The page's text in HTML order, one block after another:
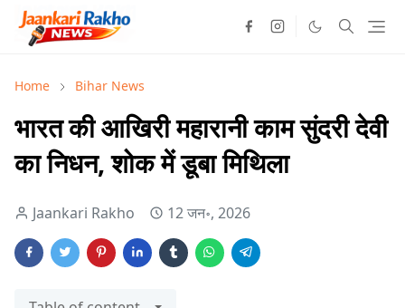
Home Bihar News
भारत की आखिरी महारानी काम सुंदरी देवी
का निधन, शोक में डूबा मिथिला
Jaankari Rakho 12 जन॰, 2026